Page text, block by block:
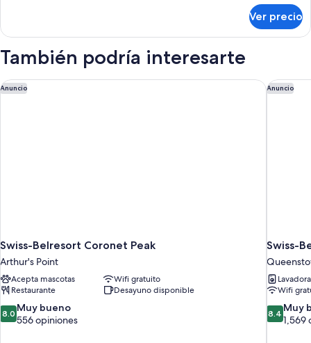
Ver precio
También podría interesarte
Anuncio
Swiss-Belresort Coronet Peak
Arthur's Point
Acepta mascotas
Wifi gratuito
Restaurante
Desayuno disponible
8.0
de
8.0 Muy bueno
556 opiniones
Swiss-Belresort Coronet Peak Anuncio
Swiss-
Lavadora
Wifi
8.4
de
8.4 Muy
1,569
Swiss-